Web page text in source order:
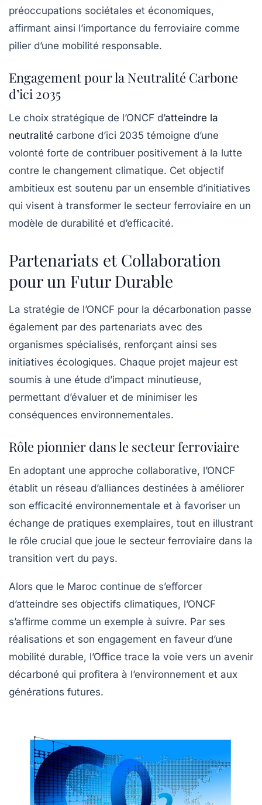
préoccupations sociétales et économiques,
affirmant ainsi l’importance du ferroviaire comme
pilier d’une mobilité responsable.
Engagement pour la Neutralité Carbone
d’ici 2035
Le choix stratégique de l’ONCF d’atteindre la
neutralité carbone d’ici 2035 témoigne d’une
volonté forte de contribuer positivement à la lutte
contre le changement climatique. Cet objectif
ambitieux est soutenu par un ensemble d’initiatives
qui visent à transformer le secteur ferroviaire en un
modèle de durabilité et d’efficacité.
Partenariats et Collaboration
pour un Futur Durable
La stratégie de l’ONCF pour la décarbonation passe
également par des partenariats avec des
organismes spécialisés, renforçant ainsi ses
initiatives écologiques. Chaque projet majeur est
soumis à une étude d’impact minutieuse,
permettant d’évaluer et de minimiser les
conséquences environnementales.
Rôle pionnier dans le secteur ferroviaire
En adoptant une approche collaborative, l’ONCF
établit un réseau d’alliances destinées à améliorer
son efficacité environnementale et à favoriser un
échange de pratiques exemplaires, tout en illustrant
le rôle crucial que joue le secteur ferroviaire dans la
transition vert du pays.
Alors que le Maroc continue de s’efforcer
d’atteindre ses objectifs climatiques, l’ONCF
s’affirme comme un exemple à suivre. Par ses
réalisations et son engagement en faveur d’une
mobilité durable, l’Office trace la voie vers un avenir
décarboné qui profitera à l’environnement et aux
générations futures.